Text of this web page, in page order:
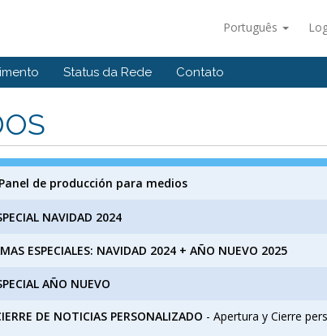
Português
Status da Rede Contato
Panel de producción para medios
NAVIDAD 2024
ESPECIALES: NAVIDAD 2024 + AÑO NUEVO 2025
AÑO NUEVO
DE NOTICIAS PERSONALIZADO - Apertura y Cierre